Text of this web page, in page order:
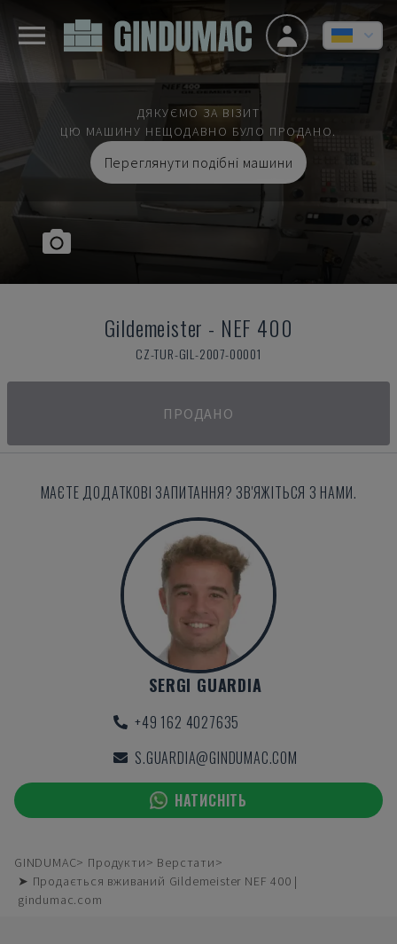
ДЯКУЄМО ЗА ВІЗИТ
ЦЮ МАШИНУ НЕЩОДАВНО БУЛО ПРОДАНО.
Переглянути подібні машини
Gildemeister - NEF 400
CZ-TUR-GIL-2007-00001
ПРОДАНО
МАЄТЕ ДОДАТКОВІ ЗАПИТАННЯ? ЗВ'ЯЖІТЬСЯ З НАМИ.
SERGI GUARDIA
+49 162 4027635
S.GUARDIA@GINDUMAC.COM
НАТИСНІТЬ
GINDUMAC Продукти
Верстати
➤ Продається вживаний Gildemeister NEF 400 |
gindumac.com